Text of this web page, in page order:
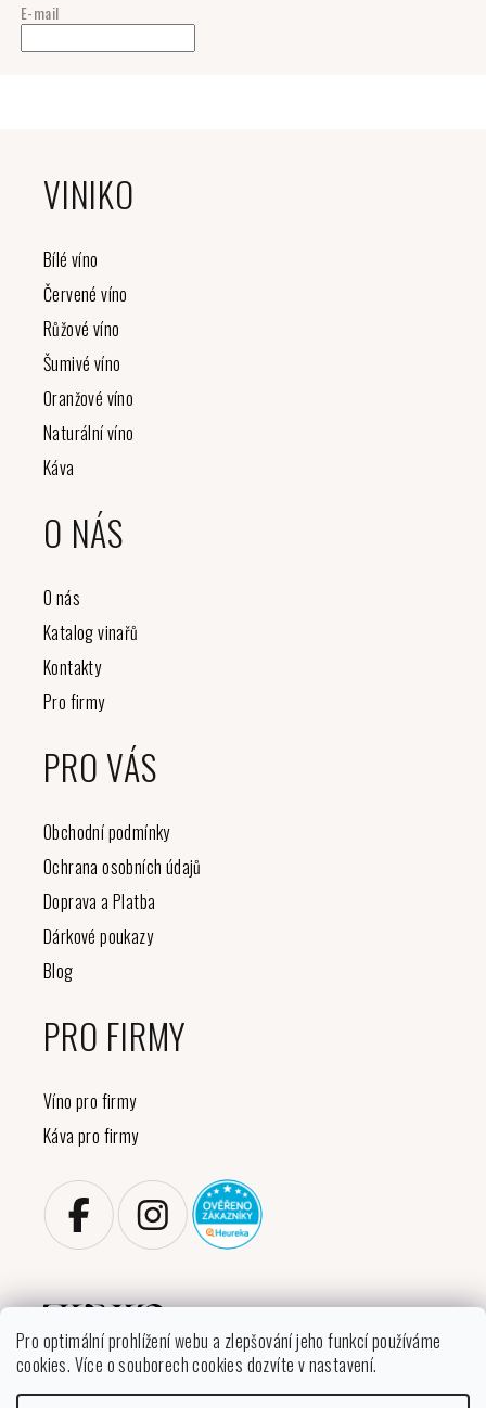
Pro optimální prohlížení webu a zlepšování jeho funkcí používáme
cookies. Více o souborech cookies dozvíte v nastavení.
E-mail
VINIKO
Bílé víno
Červené víno
Růžové víno
Šumivé víno
Oranžové víno
Naturální víno
Káva
O NÁS
O nás
Katalog vinařů
Kontakty
Pro firmy
PRO VÁS
Obchodní podmínky
Ochrana osobních údajů
Doprava a Platba
Dárkové poukazy
Blog
PRO FIRMY
Víno pro firmy
Káva pro firmy
Copyright 2026VINIKO. Všechna práva vyhrazena.